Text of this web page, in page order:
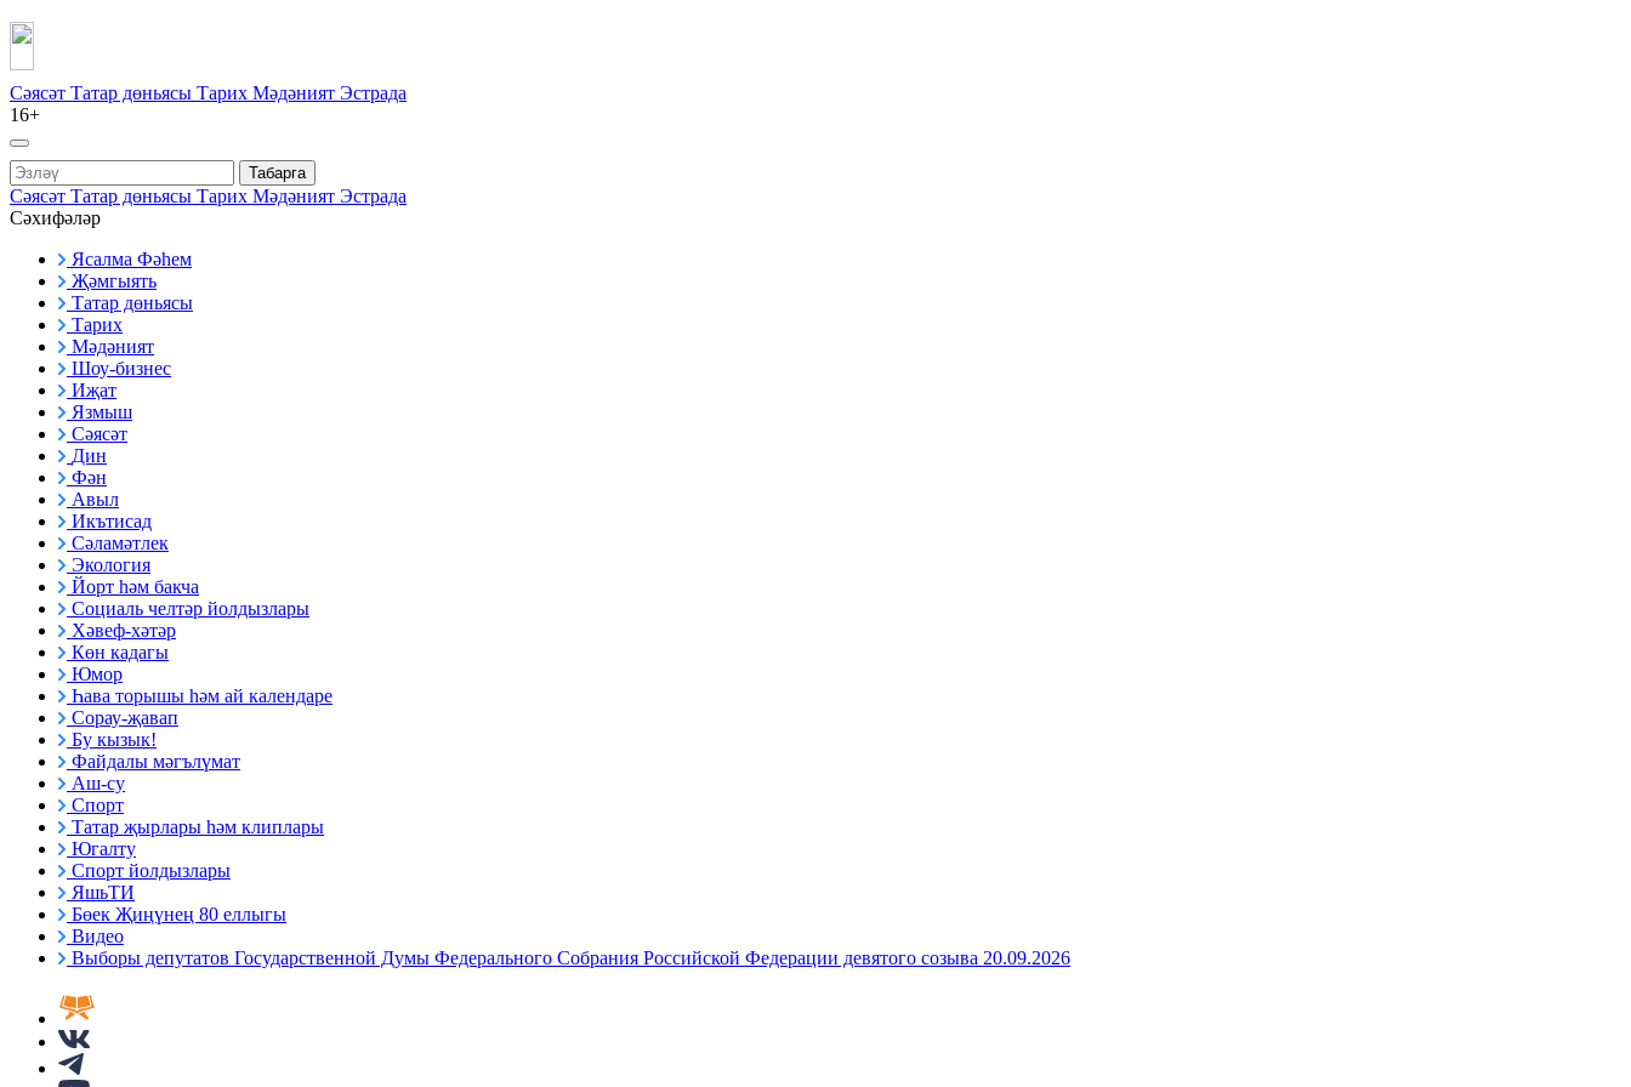
Сәясәт Татар дөньясы Тарих Мәдәният Эстрада
16+
Табарга
Сәясәт Татар дөньясы Тарих Мәдәният Эстрада
Сәхифәләр
Ясалма Фәһем
Җәмгыять
Татар дөньясы
Тарих
Мәдәният
Шоу-бизнес
Иҗат
Язмыш
Сәясәт
Дин
Фән
Авыл
Икътисад
Сәламәтлек
Экология
Йорт һәм бакча
Социаль челтәр йолдызлары
Хәвеф-хәтәр
Көн кадагы
Юмор
Һава торышы һәм ай календаре
Сорау-җавап
Бу кызык!
Файдалы мәгълүмат
Аш-су
Спорт
Татар җырлары һәм клиплары
Югалту
Спорт йолдызлары
ЯшьТИ
Бөек Җиңүнең 80 еллыгы
Видео
Выборы депутатов Государственной Думы Федерального Собрания Российской Федерации девятого созыва 20.09.2026